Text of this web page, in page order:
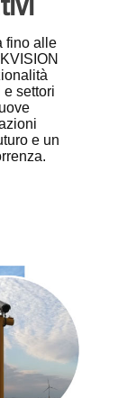
fino alle
settori
e un